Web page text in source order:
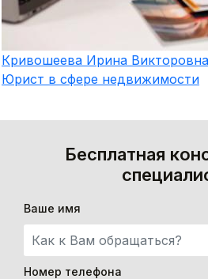
Кривошеева Ирина Викторовна
Юрист в сфере недвижимости
Бесплатная
Ваше имя
Номер телефона